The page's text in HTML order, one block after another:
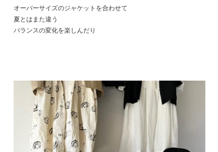
オーバーサイズのジャケットを合わせて
夏とはまた違う
バランスの変化を楽しんだり